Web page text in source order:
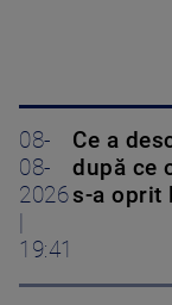
08-
08-
2026
19:41
Ce a
după ce
s-a oprit